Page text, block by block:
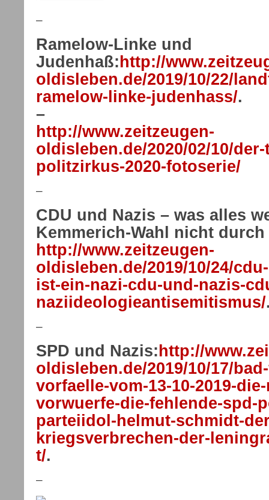
–
Ramelow-Linke und
Judenhaß: http://
oldisleben.de/2019/10/22/
ramelow-linke-judenhass/.
–
http://www.zeitzeugen-
oldisleben.de/2020/02/10/
politzirkus-2020-fotoserie/
–
CDU und Nazis – was alles
Kemmerich-Wahl nicht
http://www.zeitzeugen-
oldisleben.de/2019/10/24/
ist-ein-nazi-cdu-und-nazis-
naziideologieantisemitismus/
–
SPD und Nazis: http://
oldisleben.de/2019/10/17/
vorfaelle-vom-13-10-2019-
vorwuerfe-die-fehlende-spd-
parteiidol-helmut-schmidt-
kriegsverbrechen-der-
t/.
–